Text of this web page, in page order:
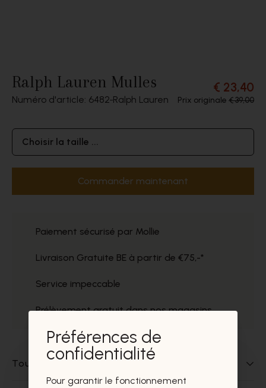
Ralph Lauren Mulles
Numéro d'article: 6482 Ralph Lauren
€ 23,40
Prix originale € 39,00
Choisir la taille ...
Commander maintenant
Paiement sécurisé par Mollie
Livraison Gratuite BE à partir de €75,-*
Service impeccable
Prélèvement gratuit dans nos magasins
Tout sur ce produit
Préférences de
confidentialité
Pour garantir le fonctionnement